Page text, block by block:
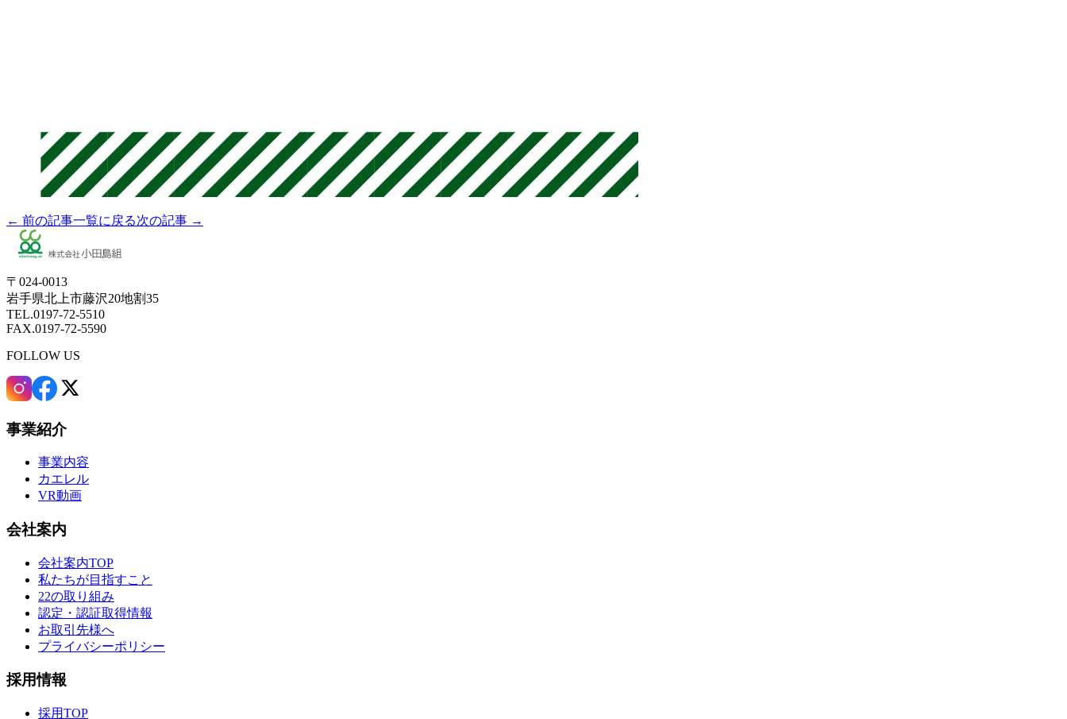
← 前の記事一覧に戻る次の記事 →
〒024-0013
岩手県北上市藤沢20地割35
TEL.0197-72-5510
FAX.0197-72-5590
FOLLOW US
事業紹介
事業内容
カエレル
VR動画
会社案内
会社案内TOP
私たちが目指すこと
22の取り組み
認定・認証取得情報
お取引先様へ
プライバシーポリシー
採用情報
採用TOP